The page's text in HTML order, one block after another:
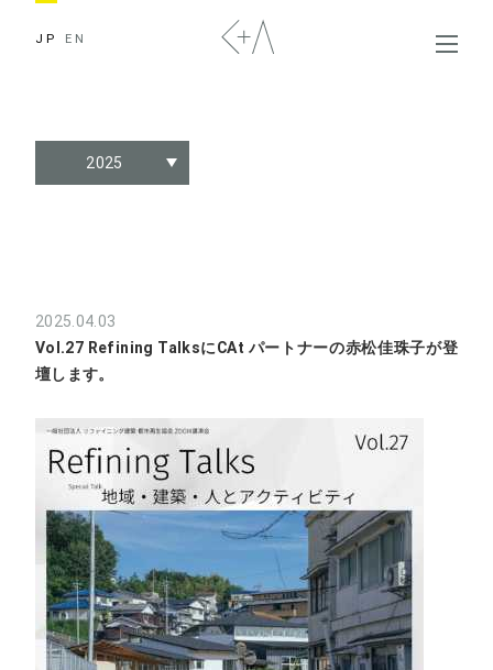
JP EN
2025
2025.04.03
Vol.27 Refining TalksにCAt パートナーの赤松佳珠子が登
壇します。